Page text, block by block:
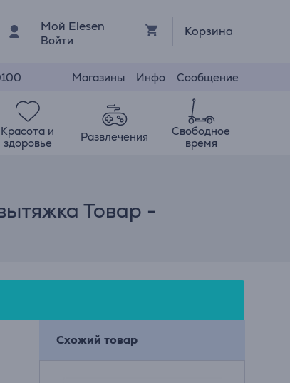
Мой Elesen
Войти
Корзина
Магазины Инфо Сообщение
Красота и
здоровье
Развлечения
Свободное
время
Товар -
Схожий товар